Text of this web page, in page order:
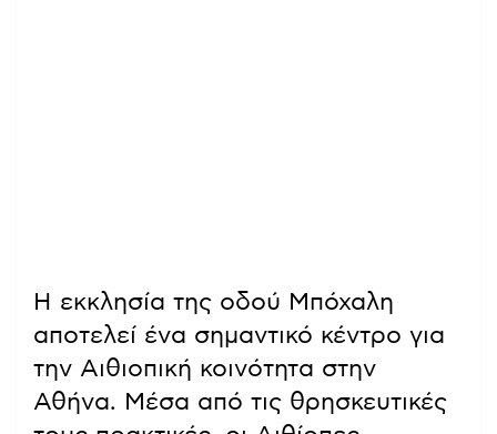
Η εκκλησία της οδού Μπόχαλη
αποτελεί ένα σημαντικό κέντρο για
την Αιθιοπική κοινότητα στην
Αθήνα. Μέσα από τις θρησκευτικές